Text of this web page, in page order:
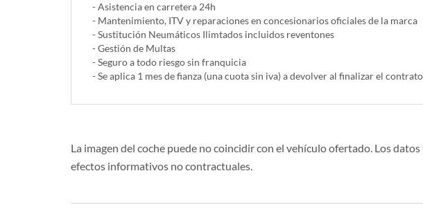
- Asistencia en carretera 24h
- Mantenimiento, ITV y reparaciones en concesionarios oficiales de la marca
- Sustitución Neumáticos Ilimtados incluidos reventones
- Gestión de Multas
- Seguro a todo riesgo sin franquicia
- Se aplica 1 mes de fianza (una cuota sin iva) a devolver al finalizar el contrato
La imagen del coche puede no coincidir con el vehículo ofertado. Los
efectos informativos no contractuales.